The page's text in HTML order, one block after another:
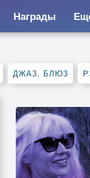
Награды
ДЖАЗ, БЛЮЗ